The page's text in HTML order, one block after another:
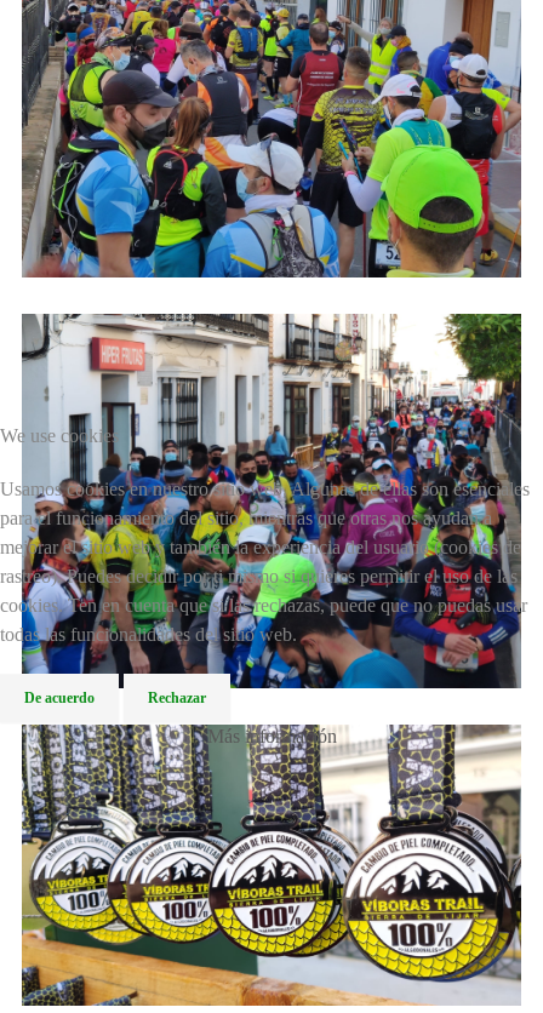
We use cookies
Usamos cookies en nuestro sitio web. Algunas de ellas son esenciales
para el funcionamiento del sitio, mientras que otras nos ayudan a
mejorar el sitio web y también la experiencia del usuario (cookies de
rastreo). Puedes decidir por ti mismo si quieres permitir el uso de las
cookies. Ten en cuenta que si las rechazas, puede que no puedas usar
todas las funcionalidades del sitio web.
De acuerdo Rechazar
Más información